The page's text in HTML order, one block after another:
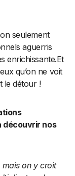
seulement
aguerris
enrichissante.Et
qu’on ne voit
le détour !
découvrir nos
mais on y croit